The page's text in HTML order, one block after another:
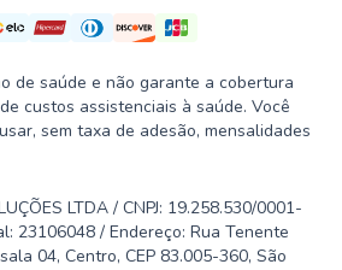
de saúde e não garante a cobertura
custos assistenciais à saúde. Você
sem taxa de adesão, mensalidades
LTDA / CNPJ: 19.258.530/0001-
23106048 / Endereço: Rua Tenente
04, Centro, CEP 83.005-360, São